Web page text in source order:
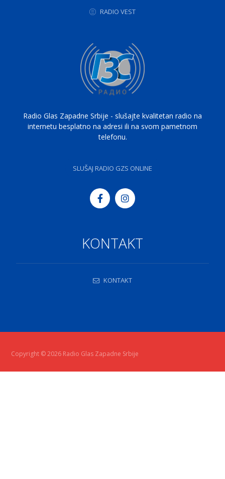
RADIO VEST
Radio Glas Zapadne Srbije - slušajte kvalitetan radio na
internetu besplatno na adresi ili na svom pametnom
telefonu.
SLUŠAJ RADIO GZS ONLINE
KONTAKT
KONTAKT
Copyright © 2026 Radio Glas Zapadne Srbije